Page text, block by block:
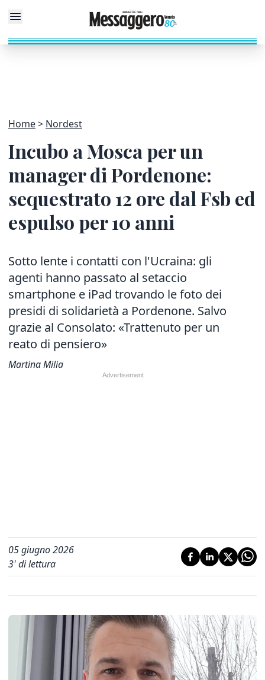
Home Nordest
Incubo a Mosca per un
manager di Pordenone:
sequestrato 12 ore dal Fsb ed
espulso per 10 anni
Sotto lente i contatti con l'Ucraina: gli
agenti hanno passato al setaccio
smartphone e iPad trovando le foto dei
presidi di solidarietà a Pordenone. Salvo
grazie al Consolato: «Trattenuto per un
reato di pensiero»
Martina Milia
05 giugno 2026
3' di lettura